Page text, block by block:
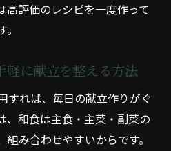
高評価のレシピを一度作って
軽に献立を整える方法
すれば、毎日の献立作りがぐ
、和食は主食・主菜・副菜の
み合わせやすいからです。